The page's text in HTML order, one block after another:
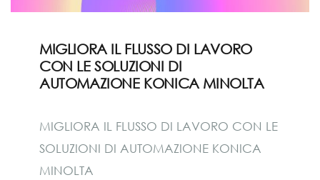
MIGLIORA IL FLUSSO DI LAVORO
CON LE SOLUZIONI DI
AUTOMAZIONE KONICA MINOLTA
MIGLIORA IL FLUSSO DI LAVORO CON LE
SOLUZIONI DI AUTOMAZIONE KONICA
MINOLTA